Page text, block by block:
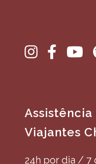
Viajantes
24h por dia / 7